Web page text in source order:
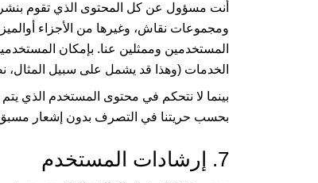
أنت مسؤول عن كل المحتوى الذي تقوم
ومجموعات نقاش، وغيرها من الأجزاء
المستخدمين وممثلين عنا. بإمكان
الخدمات (وهذا قد يشمل على سبيل المثال،
بينما لا نتحكم في محتوى المستخدم الذي يتم
بحسب حريتنا في التصرف بدون إشعار
7. إرشادات المستخدم